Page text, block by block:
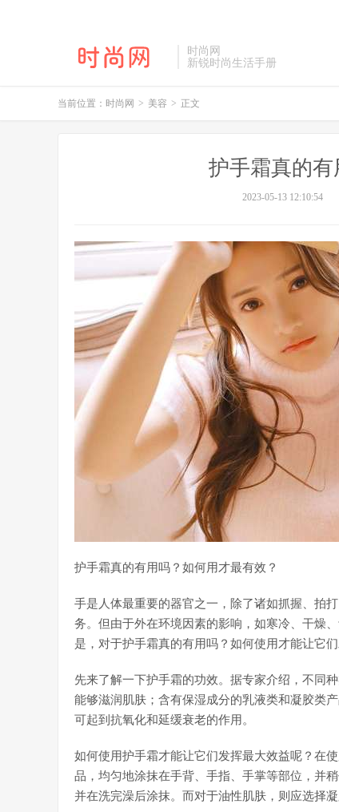
时尚网
新锐时尚生活手册
当前位置： 时尚网 > 美容 > 正文
护手霜真的有
2023-05-13 12:10:54
护手霜真的有用吗？如何用才最有效？
手是人体最重要的器官之一，除了诸如抓握、拍
务。但由于外在环境因素的影响，如寒冷、干燥
是，对于护手霜真的有用吗？如何使用才能让它
先来了解一下护手霜的功效。据专家介绍，不同
能够滋润肌肤；含有保湿成分的乳液类和凝胶类
可起到抗氧化和延缓衰老的作用。
如何使用护手霜才能让它们发挥最大效益呢？在
品，均匀地涂抹在手背、手指、手掌等部位，并
并在洗完澡后涂抹。而对于油性肌肤，则应选择